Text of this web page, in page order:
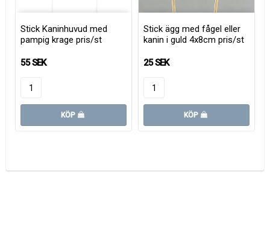
Stick Kaninhuvud med
pampig krage pris/st
55 SEK
KÖP
Stick ägg med fågel eller
kanin i guld 4x8cm pris/st
25 SEK
KÖP